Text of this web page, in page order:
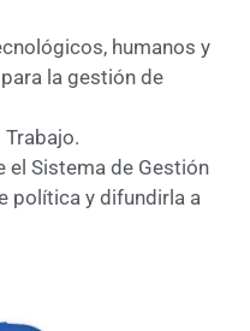
humanos y
la gestión de
Trabajo.
el Sistema de Gestión
política y difundirla a